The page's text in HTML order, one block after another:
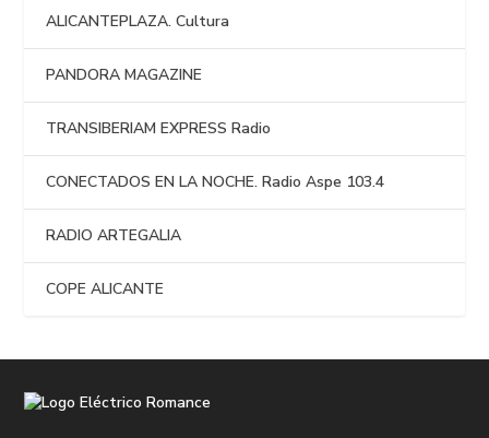
ALICANTEPLAZA. Cultura
PANDORA MAGAZINE
TRANSIBERIAM EXPRESS Radio
CONECTADOS EN LA NOCHE. Radio Aspe 103.4
RADIO ARTEGALIA
COPE ALICANTE